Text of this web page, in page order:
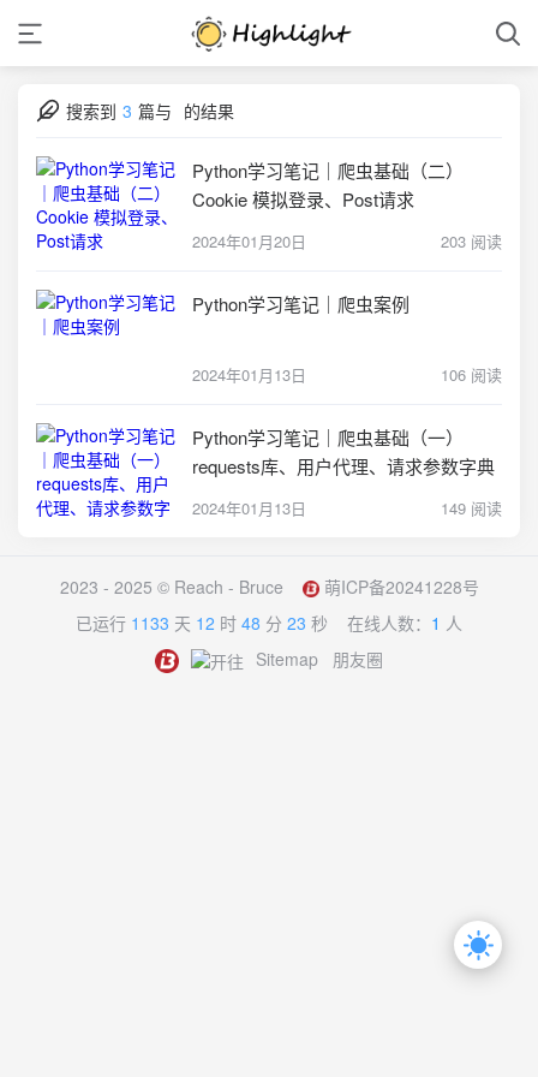
搜索到 3 篇与 的结果
Python学习笔记｜爬虫基础（二）
Cookie 模拟登录、Post请求
2024年01月20日 203 阅读
Python学习笔记｜爬虫案例
2024年01月13日 106 阅读
Python学习笔记｜爬虫基础（一）
requests库、用户代理、请求参数字典
2024年01月13日 149 阅读
2023 - 2025 © Reach - Bruce
萌ICP备20241228号
已运行 1133 天 12 时 48 分 23 秒 在线人数： 1 人
Sitemap
朋友圈